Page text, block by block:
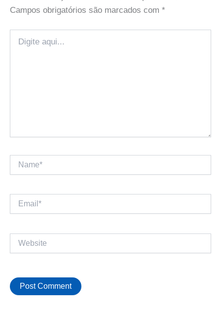
Campos obrigatórios são marcados com *
aqui...
Email*